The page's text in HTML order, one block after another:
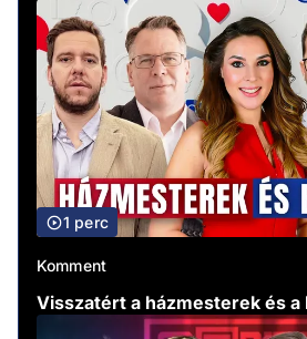
1 perc
Komment
Visszatért a házmesterek és a